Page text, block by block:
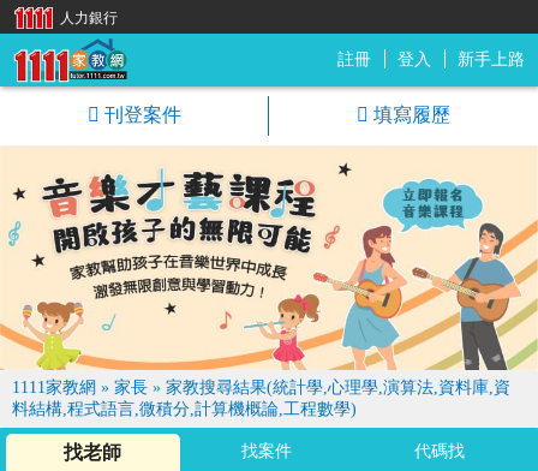
註冊 登入 新手上路
刊登案件 填寫履歷
1111家教網 » 家長 » 家教搜尋結果(統計學,心理學,演算法,資料庫,資
料結構,程式語言,微積分,計算機概論,工程數學)
找老師 找案件 代碼找
人力銀行